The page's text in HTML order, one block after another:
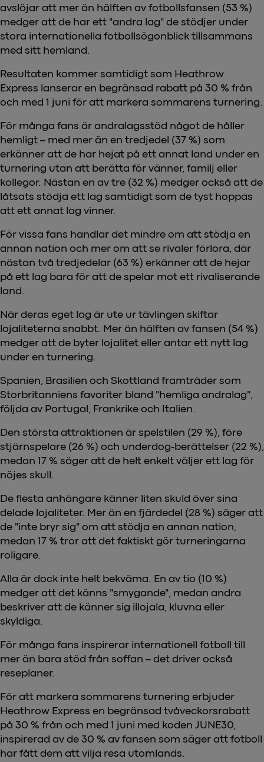
avslöjar att mer än hälften av fotbollsfansen (53 %)
medger att de har ett "andra lag" de stödjer under
stora internationella fotbollsögonblick tillsammans
med sitt hemland.
Resultaten kommer samtidigt som Heathrow
Express lanserar en begränsad rabatt på 30 % från
och med 1 juni för att markera sommarens turnering.
För många fans är andralagsstöd något de håller
hemligt – med mer än en tredjedel (37 %) som
erkänner att de har hejat på ett annat land under en
turnering utan att berätta för vänner, familj eller
kollegor. Nästan en av tre (32 %) medger också att de
låtsats stödja ett lag samtidigt som de tyst hoppas
att ett annat lag vinner.
För vissa fans handlar det mindre om att stödja en
annan nation och mer om att se rivaler förlora, där
nästan två tredjedelar (63 %) erkänner att de hejar
på ett lag bara för att de spelar mot ett rivaliserande
land.
När deras eget lag är ute ur tävlingen skiftar
lojaliteterna snabbt. Mer än hälften av fansen (54 %)
medger att de byter lojalitet eller antar ett nytt lag
under en turnering.
Spanien, Brasilien och Skottland framträder som
Storbritanniens favoriter bland "hemliga andralag",
följda av Portugal, Frankrike och Italien.
Den största attraktionen är spelstilen (29 %), före
stjärnspelare (26 %) och underdog-berättelser (22 %),
medan 17 % säger att de helt enkelt väljer ett lag för
nöjes skull.
De flesta anhängare känner liten skuld över sina
delade lojaliteter. Mer än en fjärdedel (28 %) säger att
de "inte bryr sig" om att stödja en annan nation,
medan 17 % tror att det faktiskt gör turneringarna
roligare.
Alla är dock inte helt bekväma. En av tio (10 %)
medger att det känns "smygande", medan andra
beskriver att de känner sig illojala, kluvna eller
skyldiga.
För många fans inspirerar internationell fotboll till
mer än bara stöd från soffan – det driver också
reseplaner.
För att markera sommarens turnering erbjuder
Heathrow Express en begränsad tvåveckorsrabatt
på 30 % från och med 1 juni med koden JUNE30,
inspirerad av de 30 % av fansen som säger att fotboll
har fått dem att vilja resa utomlands.